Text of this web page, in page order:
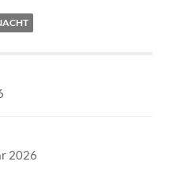
2026